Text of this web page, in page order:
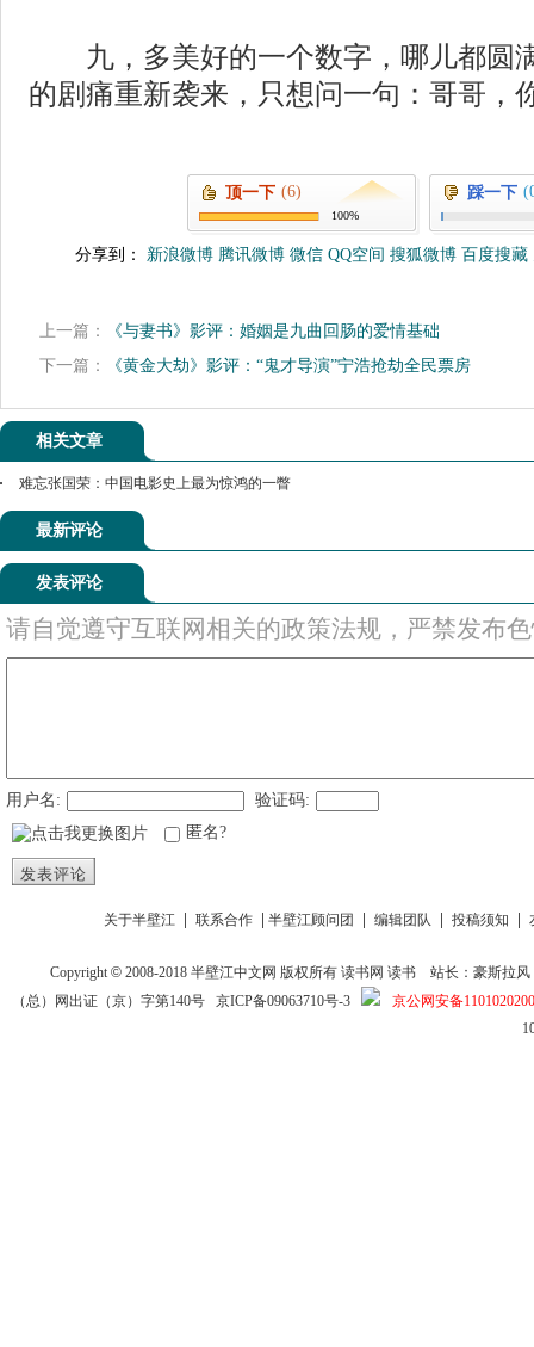
九，多美好的一个数字，哪儿都圆
的剧痛重新袭来，只想问一句：哥哥，
顶一下 (6)
100%
踩一下
分享到： 新浪微博 腾讯微博 微信 QQ空间 搜狐微博 百度搜藏
上一篇：
《与妻书》影评：婚姻是九曲回肠的爱情基础
下一篇：
《黄金大劫》影评：“鬼才导演”宁浩抢劫全民票房
相关文章
难忘张国荣：中国电影史上最为惊鸿的一瞥
最新评论
发表评论
请自觉遵守互联网相关的政策法规，严禁发布
用户名:
验证码:
匿名?
发表评论
关于半壁江 联系合作 半壁江顾问团 编辑团队 投稿须知
Copyright © 2008-2018半壁江中文网 版权所有读书网 读书
站长：豪斯拉风
（总）网出证（京）字第140号 京ICP备09063710号-3
京公网安备